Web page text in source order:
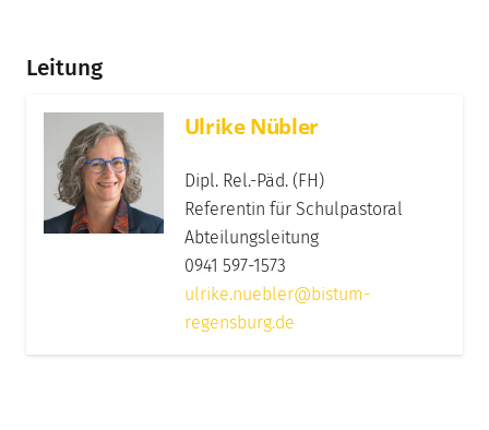
Leitung
Ulrike Nübler
Dipl. Rel.-Päd. (FH)
Referentin für Schulpastoral
Abteilungsleitung
0941 597-1573
ulrike.nuebler@bistum-
regensburg.de